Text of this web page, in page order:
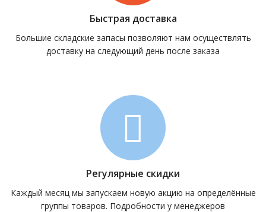
Быстрая доставка
Большие складские запасы позволяют нам осуществлять
доставку на следующий день после заказа
Регулярные скидки
Каждый месяц мы запускаем новую акцию на определённые
группы товаров. Подробности у менеджеров